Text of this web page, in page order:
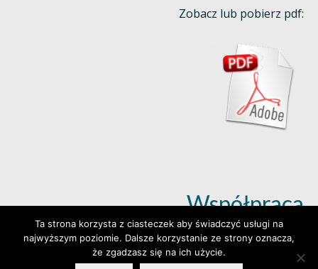
Zobacz lub pobierz pdf:
Współpraca
Dowiedz się więcej (klik)
Ta strona korzysta z ciasteczek aby świadczyć usługi na
najwyższym poziomie. Dalsze korzystanie ze strony oznacza,
że zgadzasz się na ich użycie.